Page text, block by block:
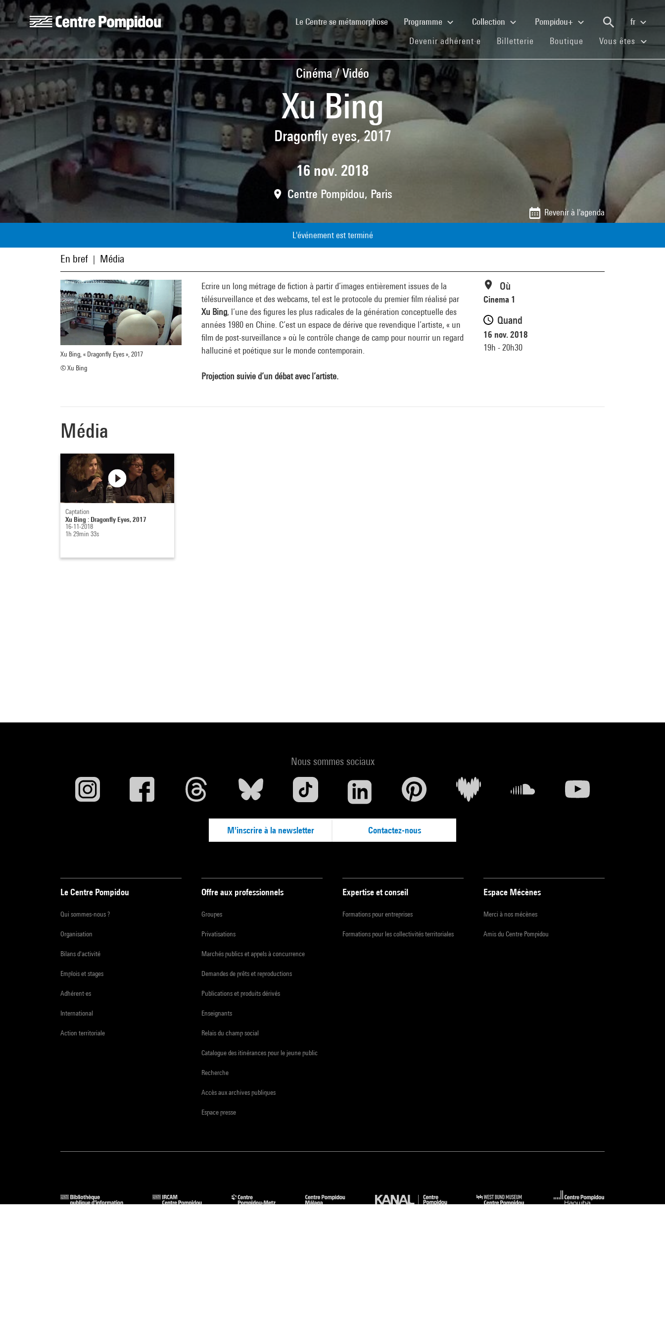
Aller au contenu principal
Centre Pompidou
Le Centre se métamorphose(current)Programme Collection Pompidou+
fr
Devenir adhérent·e (current)
Billetterie (current)
Boutique (current)
Vous êtes
Cinéma / Vidéo
Xu Bing
Dragonfly eyes, 2017
16 nov. 2018
Centre Pompidou, Paris
Revenir à l'agenda
L'événement est terminé
En bref Média
Xu Bing, « Dragonfly Eyes », 2017
© Xu Bing
Ecrire un long métrage de fiction à partir d’images entièrement issues de la
télésurveillance et des webcams, tel est le protocole du premier film réalisé par
Xu Bing, l’une des figures les plus radicales de la génération conceptuelle des
années 1980 en Chine. C’est un espace de dérive que revendique l’artiste, « un
film de post-surveillance » où le contrôle change de camp pour nourrir un regard
halluciné et poétique sur le monde contemporain.
Projection suivie d’un débat avec l’artiste.
Où
Cinema 1
Quand
16 nov. 2018
19h - 20h30
Média
Captation
Xu Bing : Dragonfly Eyes, 2017
16-11-2018
1h 29min 33s
Nous sommes sociaux
M'inscrire à la newsletter Contactez-nous
Le Centre Pompidou
Qui sommes-nous ?
Organisation
Bilans d'activité
Emplois et stages
Adhérent·es
International
Action territoriale
Offre aux professionnels
Groupes
Privatisations
Marchés publics et appels à concurrence
Demandes de prêts et reproductions
Publications et produits dérivés
Enseignants
Relais du champ social
Catalogue des itinérances pour le jeune public
Recherche
Accès aux archives publiques
Espace presse
Expertise et conseil
Formations pour entreprises
Formations pour les collectivités territoriales
Espace Mécènes
Merci à nos mécènes
Amis du Centre Pompidou